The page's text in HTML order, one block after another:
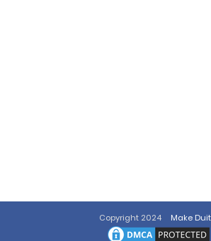
Copyright 2024 Make Duit